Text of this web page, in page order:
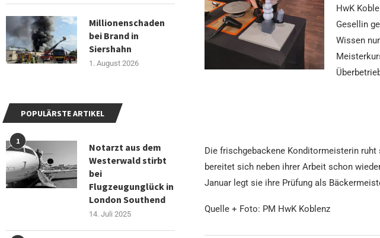
HwK
Gesellin
Wissen
Die frischgebackene Konditormeisterin
bereitet sich neben ihrer Arbeit schon
Januar legt sie ihre Prüfung als
Quelle + Foto: PM HwK Koblenz
Millionenschaden
bei Brand in
Siershahn
1. August 2026
POPULÄRSTE ARTIKEL
1
Notarzt aus dem
Westerwald stirbt
bei
Flugzeugunglück in
London Southend
14. Juli 2025